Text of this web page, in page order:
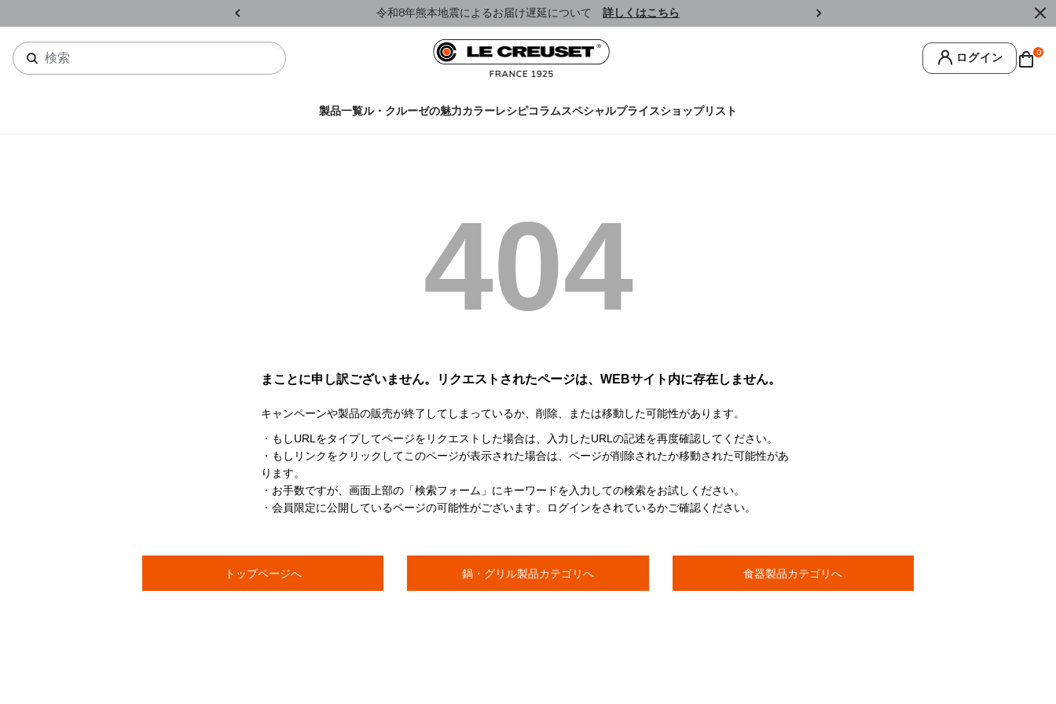
令和8年熊本地震によるお届け遅延について 詳しくはこちら ￥
ログイン 0
製品一覧ル・クルーゼの魅力カラーレシピコラムスペシャルプライスショップリスト
404
まことに申し訳ございません。リクエストされたページは、WEBサイト内に存在しません。
キャンペーンや製品の販売が終了してしまっているか、削除、または移動した可能性があります。
・もしURLをタイプしてページをリクエストした場合は、入力したURLの記述を再度確認してください。
・もしリンクをクリックしてこのページが表示された場合は、ページが削除されたか移動された可能性があ
ります。
・お手数ですが、画面上部の「検索フォーム」にキーワードを入力しての検索をお試しください。
・会員限定に公開しているページの可能性がございます。ログインをされているかご確認ください。
トップページへ 鍋・グリル製品カテゴリへ 食器製品カテゴリへ